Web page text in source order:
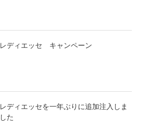
レディエッセ キャンペーン
レディエッセを一年ぶりに追加注入しま
した